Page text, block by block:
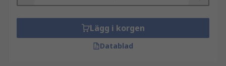
Lägg i korgen
Datablad